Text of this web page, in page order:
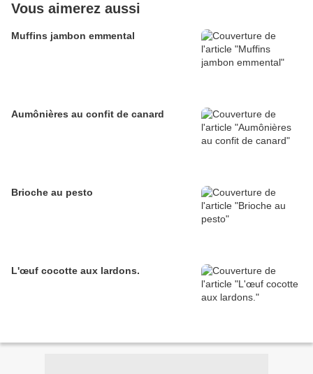
Vous aimerez aussi
Muffins jambon emmental
Aumônières au confit de canard
Brioche au pesto
L'œuf cocotte aux lardons.